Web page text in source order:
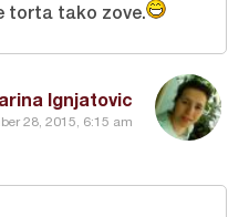
Ignjatovic
28, 2015, 6:15 am
torta tako zove.